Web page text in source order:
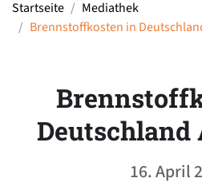
Startseite
Mediathek
Brennstoffkosten in
Deutschland
16. April